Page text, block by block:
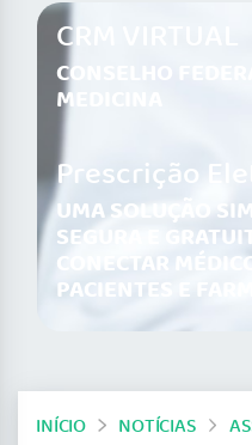
CRM VIRTUAL
CONSELHO
MEDICINA
Prescrição
UMA SOLUÇÃO
SEGURA E
CONECTAR
PACIENTES E
INÍCIO NOTÍCIAS